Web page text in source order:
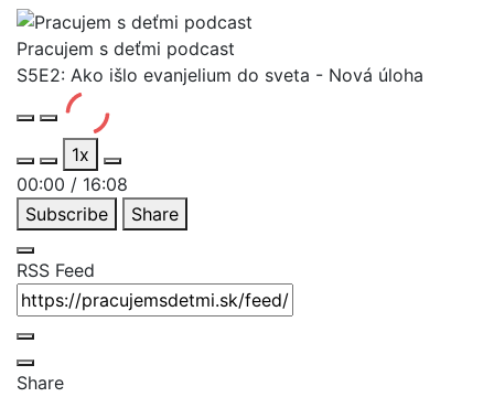
Pracujem s deťmi podcast
S5E2: Ako išlo evanjelium do sveta - Nová úloha
Episode
Pause
Episode
1x
00:00 / 16:08
Subscribe
Share
RSS Feed
Share